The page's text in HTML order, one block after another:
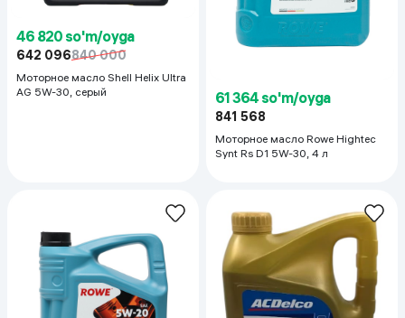
46 820 so'm/oyga
642 096840 000
Моторное масло Shell Helix Ultra
AG 5W-30, серый
61 364 so'm/oyga
841 568
Моторное масло Rowe Hightec
Synt Rs D1 5W-30, 4 л